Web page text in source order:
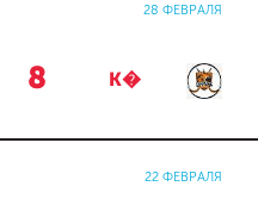
28 ФЕВРАЛЯ
8 К�
22 ФЕВРАЛЯ